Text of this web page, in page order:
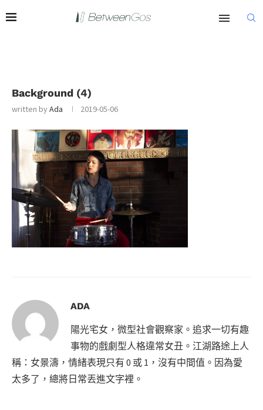
Background (4)
written byAda 2019-05-06
ADA
陽光宅女，微型社會觀察家。追求一切有趣
事物的戲劇型人格違常女丑。江湖路途上人
稱：女景濤，情緒表現只有 0 或 1，沒有中間值。因為愛
太多了，總將日常丟進文字裡。